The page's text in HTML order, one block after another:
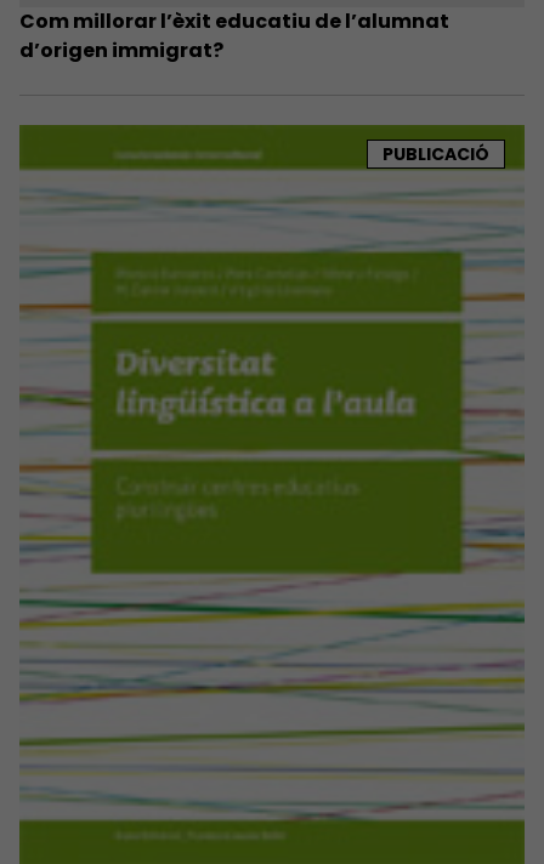
Com millorar l’èxit educatiu de l’alumnat
d’origen immigrat?
PUBLICACIÓ